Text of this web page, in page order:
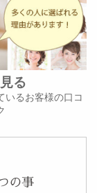
る
いるお客様の口コ
の事